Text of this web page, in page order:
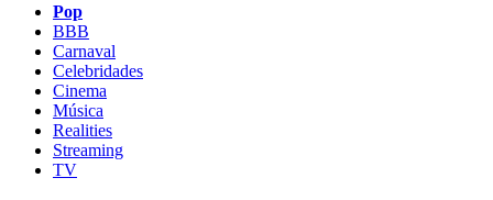
Pop
BBB
Carnaval
Celebridades
Cinema
Música
Realities
Streaming
TV